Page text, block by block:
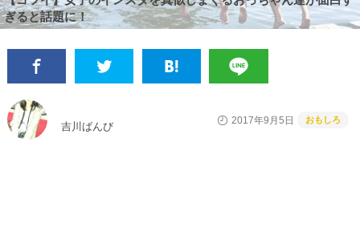
ぎると話題に！
吉川ばんび
2017年9月5日 おもしろ